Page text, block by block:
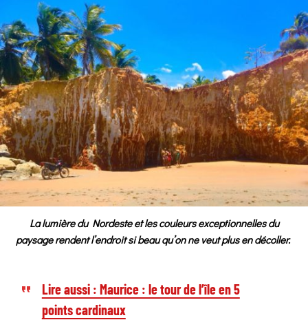
La lumière du Nordeste et les couleurs exceptionnelles du
paysage rendent l’endroit si beau qu’on ne veut plus en décoller.
Lire aussi : Maurice : le tour de l’île en 5
points cardinaux